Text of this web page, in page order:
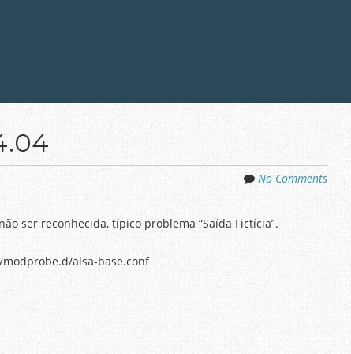
No Comments
ser reconhecida, típico problema “Saída Fictícia”.
alsa-base.conf